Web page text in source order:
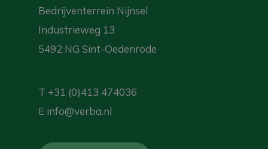
Bedrijventerrein Nijnsel
Industrieweg 13
5492 NG Sint-Oedenrode
T +31 (0)413 474036
E info@verba.nl